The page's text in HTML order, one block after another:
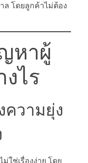
ล โดยลูกค้าไม่ต้อง
หาผู้
ไร
ความยุ่ง
ใช่เรื่องง่าย โดย